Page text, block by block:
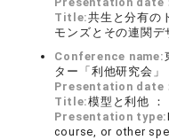
Title:共生と分有の
モンズとその連関デ
Conference name:
ター「利他研究会」
Presentation date
Title:模型と利他 ：
Presentation type:
course, or other